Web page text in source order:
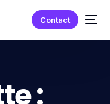
Contact
: